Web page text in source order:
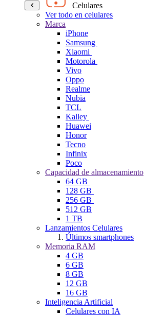
Celulares
Ver todo en celulares
Marca
iPhone
Samsung
Xiaomi
Motorola
Vivo
Oppo
Realme
Nubia
TCL
Kalley
Huawei
Honor
Tecno
Infinix
Poco
Capacidad de almacenamiento
64 GB
128 GB
256 GB
512 GB
1 TB
Lanzamientos Celulares
Últimos smartphones
Memoria RAM
4 GB
6 GB
8 GB
12 GB
16 GB
Inteligencia Artificial
Celulares con IA